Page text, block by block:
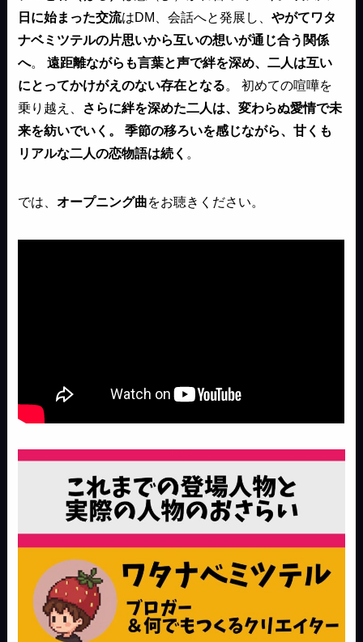
日に始まった交流はDM、会話へと発展し、やがてワタ
ナベミツテルの片思いから互いの想いが通じ合う関係
へ。遠距離ながらも言葉と声で絆を深め、二人は互い
にとってかけがえのない存在となる。 初めての喧嘩を
乗り越え、 さらに絆を深めた二人は、変わらぬ愛情で未
来を紡いでいく。
季節の移ろいを感じながら、甘くも
リアルな二人の恋物語は続く 。
では、オープニング曲をお聴きください。